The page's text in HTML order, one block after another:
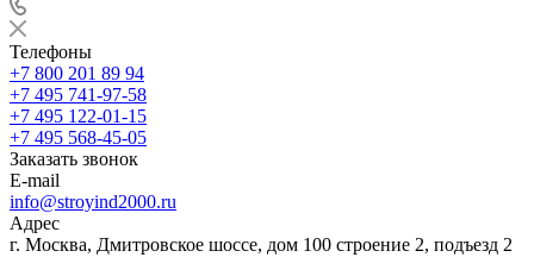
Телефоны
+7 800 201 89 94
+7 495 741-97-58
+7 495 122-01-15
+7 495 568-45-05
Заказать звонок
E-mail
info@stroyind2000.ru
Адрес
г. Москва, Дмитровское шоссе, дом 100 строение 2, подъезд 2